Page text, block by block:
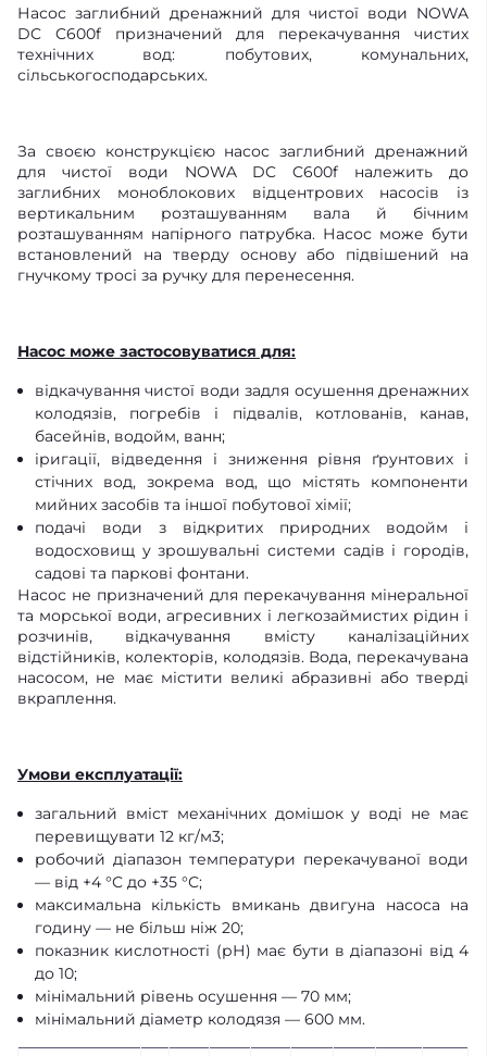
Насос заглибний дренажний для чистої води NOWA
DC C600f призначений для перекачування чистих
технічних вод: побутових, комунальних,
сільськогосподарських.
За своєю конструкцією насос заглибний дренажний
для чистої води NOWA DC C600f належить до
заглибних моноблокових відцентрових насосів із
вертикальним розташуванням вала й бічним
розташуванням напірного патрубка. Насос може бути
встановлений на тверду основу або підвішений на
гнучкому тросі за ручку для перенесення.
Насос може застосовуватися для:
відкачування чистої води задля осушення дренажних
колодязів, погребів і підвалів, котлованів, канав,
басейнів, водойм, ванн;
іригації, відведення і зниження рівня ґрунтових і
стічних вод, зокрема вод, що містять компоненти
мийних засобів та іншої побутової хімії;
подачі води з відкритих природних водойм і
водосховищ у зрошувальні системи садів і городів,
садові та паркові фонтани.
Насос не призначений для перекачування мінеральної
та морської води, агресивних і легкозаймистих рідин і
розчинів, відкачування вмісту каналізаційних
відстійників, колекторів, колодязів. Вода, перекачувана
насосом, не має містити великі абразивні або тверді
вкраплення.
Умови експлуатації:
загальний вміст механічних домішок у воді не має
перевищувати 12 кг/м3;
робочий діапазон температури перекачуваної води
— від +4 °С до +35 °С;
максимальна кількість вмикань двигуна насоса на
годину — не більш ніж 20;
показник кислотності (рН) має бути в діапазоні від 4
до 10;
мінімальний рівень осушення — 70 мм;
мінімальний діаметр колодязя — 600 мм.